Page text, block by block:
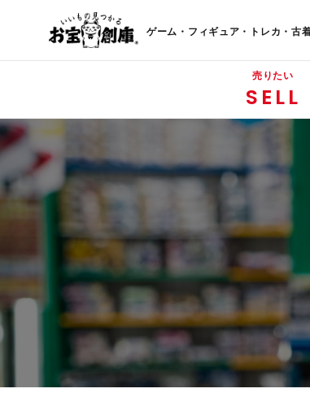
ゲーム・フィギュア・トレカ・古
売りたい
SELL